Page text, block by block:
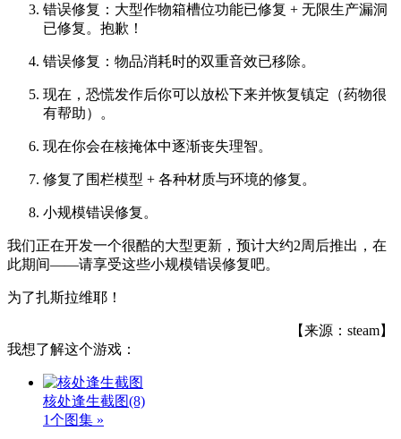
错误修复：大型作物箱槽位功能已修复 + 无限生产漏洞
已修复。抱歉！
错误修复：物品消耗时的双重音效已移除。
现在，恐慌发作后你可以放松下来并恢复镇定（药物很
有帮助）。
现在你会在核掩体中逐渐丧失理智。
修复了围栏模型 + 各种材质与环境的修复。
小规模错误修复。
我们正在开发一个很酷的大型更新，预计大约2周后推出，在
此期间——请享受这些小规模错误修复吧。
为了扎斯拉维耶！
【来源：steam】
我想了解这个游戏：
核处逢生截图(8)
1个图集 »